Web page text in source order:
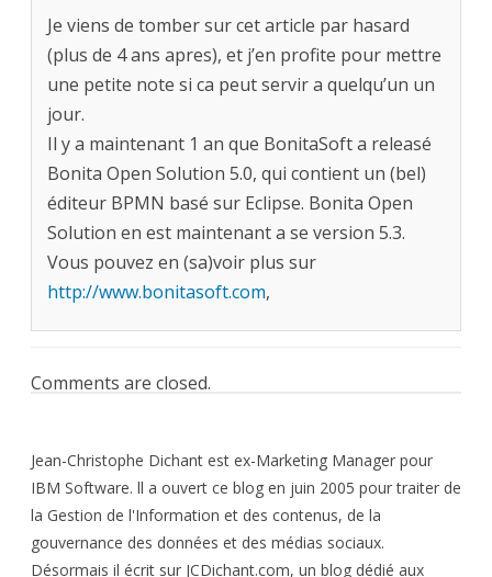
Je viens de tomber sur cet article par hasard
(plus de 4 ans apres), et j’en profite pour mettre
une petite note si ca peut servir a quelqu’un un
jour.
Il y a maintenant 1 an que BonitaSoft a releasé
Bonita Open Solution 5.0, qui contient un (bel)
éditeur BPMN basé sur Eclipse. Bonita Open
Solution en est maintenant a se version 5.3.
Vous pouvez en (sa)voir plus sur
http://www.bonitasoft.com,
Comments are closed.
Jean-Christophe Dichant est ex-Marketing Manager pour
IBM Software. ll a ouvert ce blog en juin 2005 pour traiter de
la Gestion de l'Information et des contenus, de la
gouvernance des données et des médias sociaux.
Désormais il écrit sur JCDichant.com, un blog dédié aux